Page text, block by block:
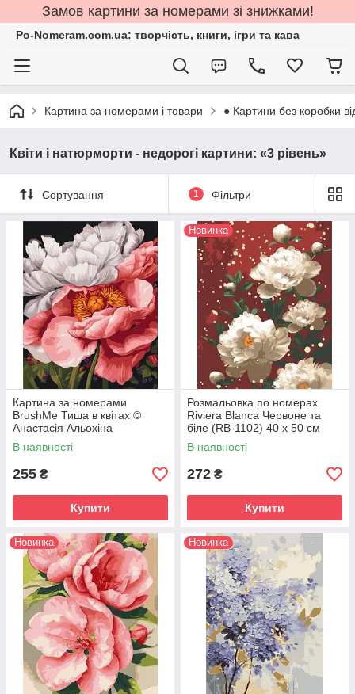
Замов картини за номерами зі знижками!
Po-Nomeram.com.ua: творчість, книги, ігри та кава
Картина за номерами і товари ● Картини без коробки
Квіти і натюрморти - недорогі картини: «3 рівень»
Сортування 1 Фільтри
Картина за номерами
BrushMe Тиша в квітах ©
Анастасія Альохіна
(BS54475) 40 х 50 см
В наявності
255 ₴
Купити
Новинка
Розмальовка по номерах
Riviera Blanca Червоне та
біле (RB-1102) 40 х 50 см
В наявності
272 ₴
Купити
Новинка Новинка